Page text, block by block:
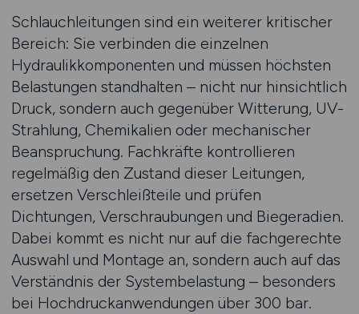
Schlauchleitungen sind ein weiterer kritischer
Bereich: Sie verbinden die einzelnen
Hydraulikkomponenten und müssen höchsten
Belastungen standhalten – nicht nur hinsichtlich
Druck, sondern auch gegenüber Witterung, UV-
Strahlung, Chemikalien oder mechanischer
Beanspruchung. Fachkräfte kontrollieren
regelmäßig den Zustand dieser Leitungen,
ersetzen Verschleißteile und prüfen
Dichtungen, Verschraubungen und Biegeradien.
Dabei kommt es nicht nur auf die fachgerechte
Auswahl und Montage an, sondern auch auf das
Verständnis der Systembelastung – besonders
bei Hochdruckanwendungen über 300 bar.